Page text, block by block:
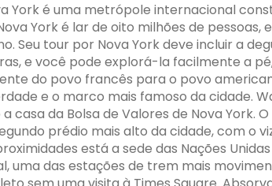
York é uma metrópole internacional
York é lar de oito milhões de pessoas,
Seu tour por Nova York deve incluir a
e você pode explorá-la facilmente a
do povo francês para o povo
e o marco mais famoso da cidade.
casa da Bolsa de Valores de Nova York.
prédio mais alto da cidade, com o
está a sede das Nações
uma das estações de trem mais